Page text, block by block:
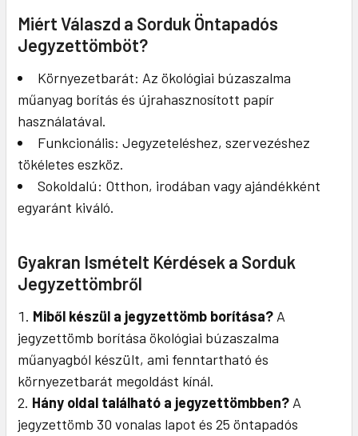
Miért Válaszd a Sorduk Öntapadós
Jegyzettömböt?
Környezetbarát: Az ökológiai búzaszalma
műanyag borítás és újrahasznosított papír
használatával.
Funkcionális: Jegyzeteléshez, szervezéshez
tökéletes eszköz.
Sokoldalú: Otthon, irodában vagy ajándékként
egyaránt kiváló.
Gyakran Ismételt Kérdések a Sorduk
Jegyzettömbről
Miből készül a jegyzettömb borítása? A
jegyzettömb borítása ökológiai búzaszalma
műanyagból készült, ami fenntartható és
környezetbarát megoldást kínál.
Hány oldal található a jegyzettömbben? A
jegyzettömb 30 vonalas lapot és 25 öntapadós